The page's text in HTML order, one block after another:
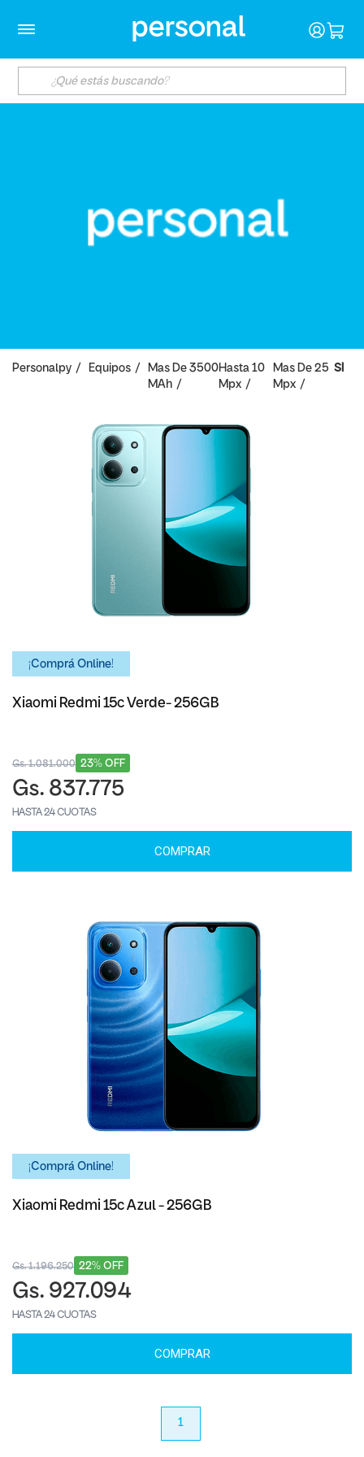
Personalpy Equipos
Mas De 3500
MAh
Hasta 10
Mpx
Mas De 25
Mpx
SI
¡Comprá Online!
Xiaomi Redmi 15c Verde- 256GB
23% OFF
Gs. 1.081.000
Gs. 837.775
HASTA 24 CUOTAS
COMPRAR
¡Comprá Online!
Xiaomi Redmi 15c Azul - 256GB
22% OFF
Gs. 1.196.250
Gs. 927.094
HASTA 24 CUOTAS
COMPRAR
1